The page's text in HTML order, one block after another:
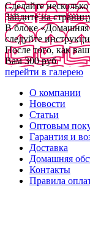
Сделайте
Зайдите на
В блоке «Домашняя
следуйте
После того, как
Вам 300 руб
перейти в галерею
О компании
Новости
Статьи
Оптовым
Гарантия и
Доставка
Домашняя
Контакты
Правила